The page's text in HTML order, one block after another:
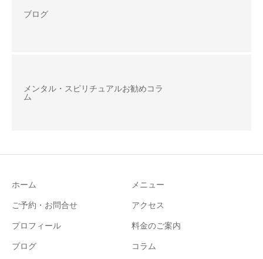
ブログ
メンタル・スピリチュアルお勧めコラ
ム
ホーム メニュー
ご予約・お問合せ アクセス
プロフィール 料金のご案内
ブログ コラム